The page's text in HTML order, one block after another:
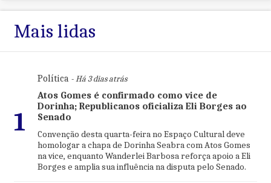
Mais lidas
1
Política- Há 3 dias atrás
Atos Gomes é confirmado como vice de
Dorinha; Republicanos oficializa Eli Borges ao
Senado
Convenção desta quarta-feira no Espaço Cultural deve
homologar a chapa de Dorinha Seabra com Atos Gomes
na vice, enquanto Wanderlei Barbosa reforça apoio a Eli
Borges e amplia sua influência na disputa pelo Senado.